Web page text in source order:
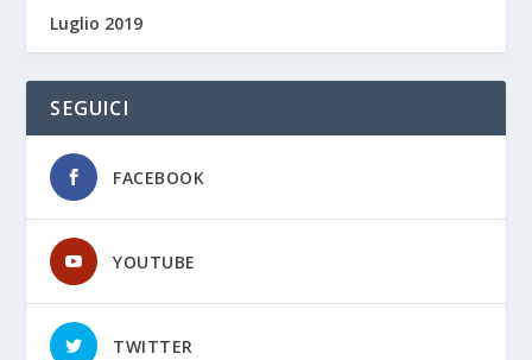
Luglio 2019
SEGUICI
FACEBOOK
YOUTUBE
TWITTER